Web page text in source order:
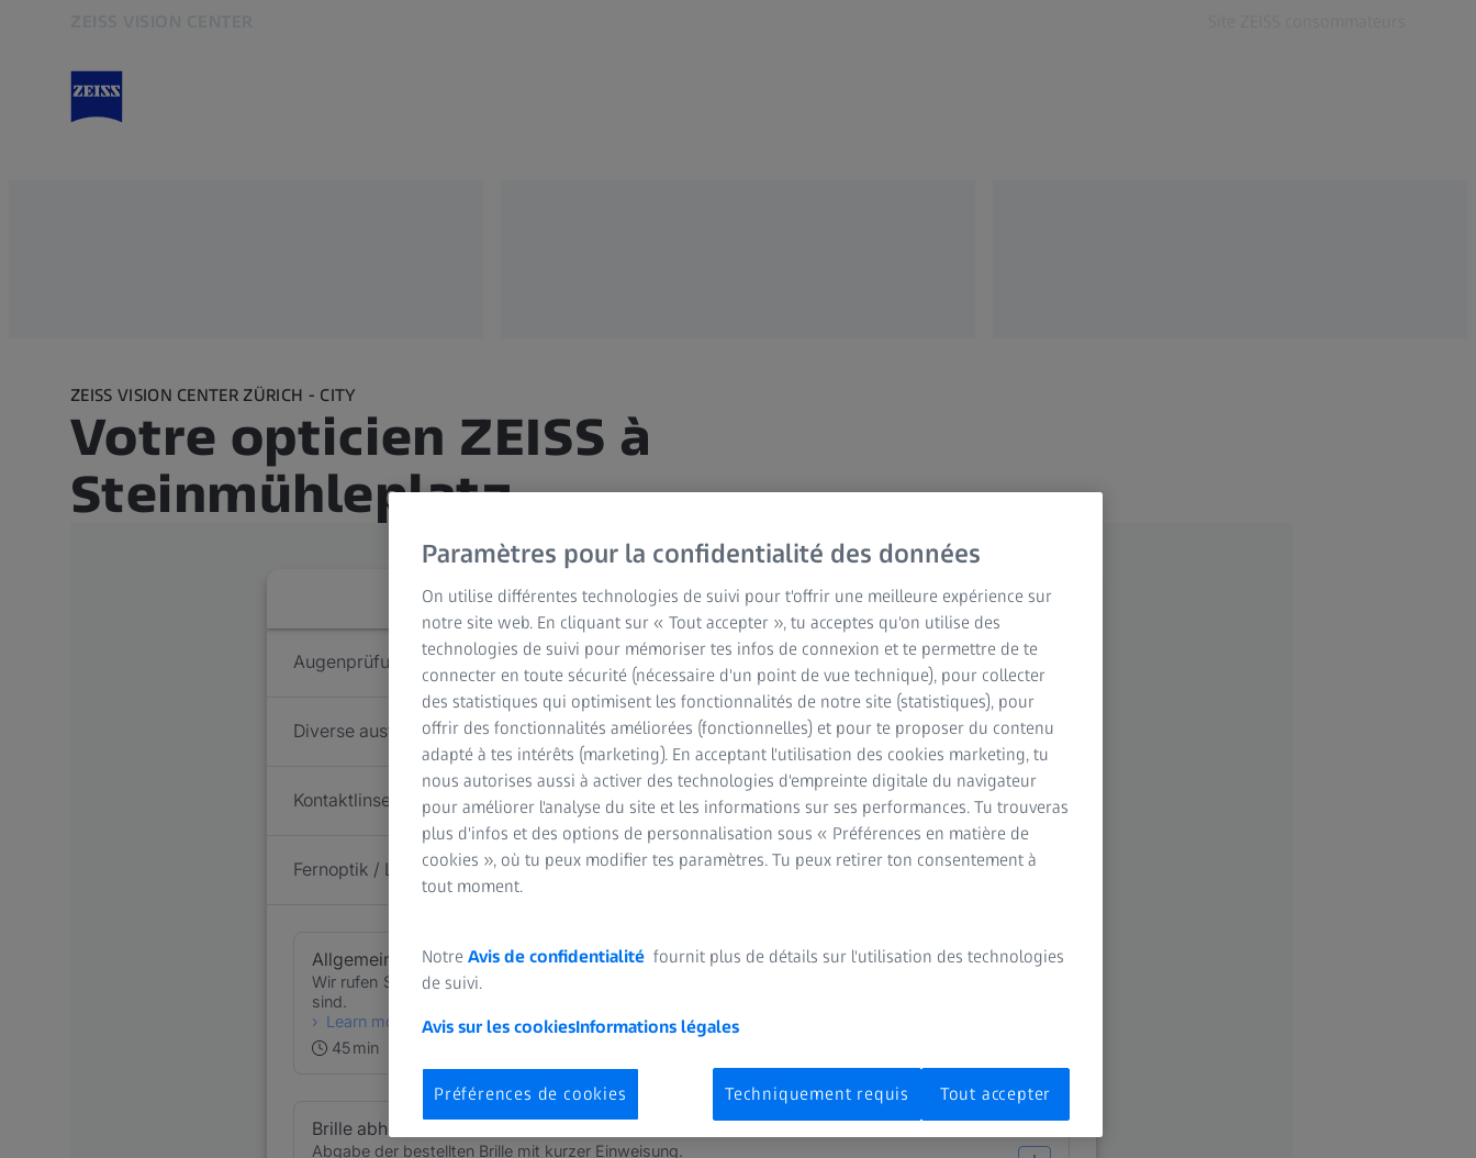
ZEISS VISION CENTER ZÜRICH - CITY
Votre opticien ZEISS à
Steinmühleplatz
Paramètres pour la confidentialité des données
On utilise différentes technologies de suivi pour t'offrir une meilleure expérience sur
notre site web. En cliquant sur « Tout accepter », tu acceptes qu'on utilise des
technologies de suivi pour mémoriser tes infos de connexion et te permettre de te
connecter en toute sécurité (nécessaire d'un point de vue technique), pour collecter
des statistiques qui optimisent les fonctionnalités de notre site (statistiques), pour
offrir des fonctionnalités améliorées (fonctionnelles) et pour te proposer du contenu
adapté à tes intérêts (marketing). En acceptant l'utilisation des cookies marketing, tu
nous autorises aussi à activer des technologies d'empreinte digitale du navigateur
pour améliorer l'analyse du site et les informations sur ses performances. Tu trouveras
plus d'infos et des options de personnalisation sous « Préférences en matière de
cookies », où tu peux modifier tes paramètres. Tu peux retirer ton consentement à
tout moment.
Notre Avis de confidentialité fournit plus de détails sur l'utilisation des technologies
de suivi.
Avis sur les cookiesInformations légales
Préférences de cookies Techniquement requis Tout accepter